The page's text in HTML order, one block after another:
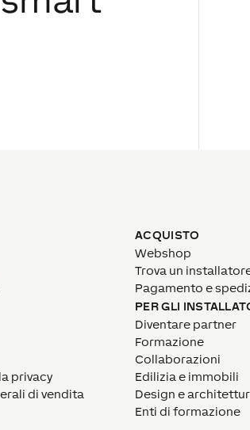
privacy
di vendita
ACQUISTO
Webshop
Trova un
Pagamento e
PER GLI
Diventare partner
Formazione
Collaborazioni
Edilizia e immobili
Design e
Enti di formazione